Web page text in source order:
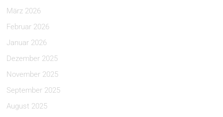
März 2026
Februar 2026
Januar 2026
Dezember 2025
November 2025
September 2025
August 2025